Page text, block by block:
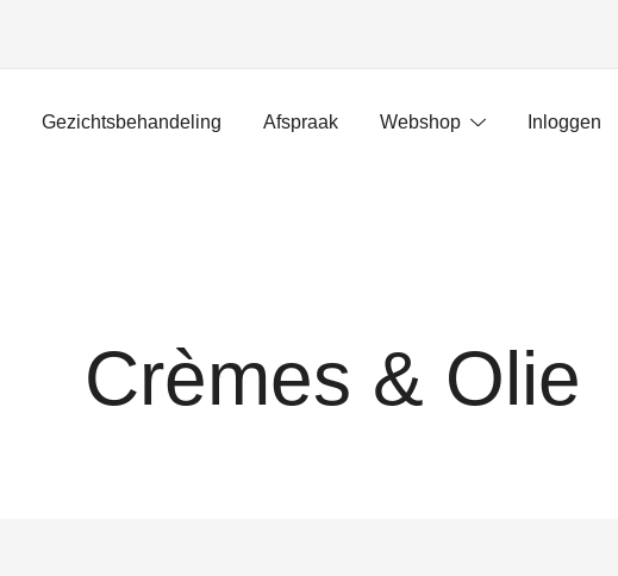
Gezichtsbehandeling Afspraak Webshop Inloggen
Crèmes & Olie